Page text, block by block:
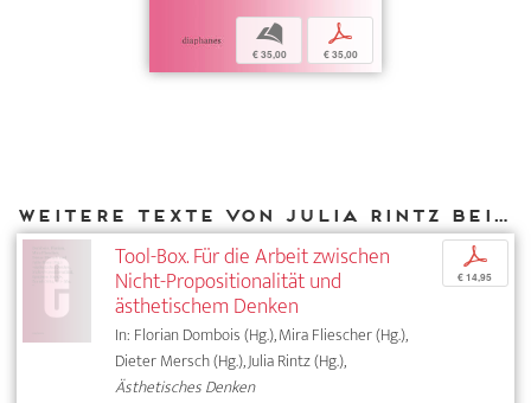
b
€ 35,00
p
€ 35,00
Weitere Texte von Julia Rintz bei DIAPHANES
Tool-Box. Für die Arbeit zwischen
Nicht-Propositionalität und
ästhetischem Denken
In: Florian Dombois (Hg.), Mira Fliescher (Hg.),
Dieter Mersch (Hg.), Julia Rintz (Hg.),
Ästhetisches Denken
p
€ 14,95